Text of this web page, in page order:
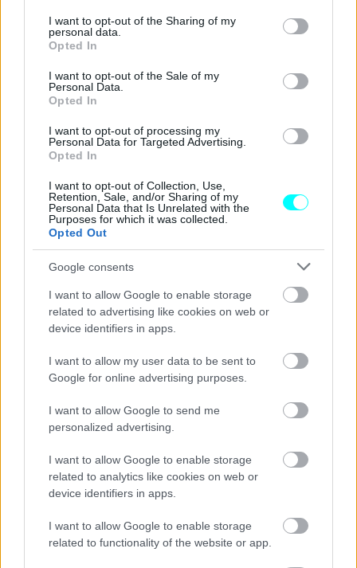
not limited to your visit or usage behaviour. You may click to
grant or deny consent to Google and its third-party tags to
use your data for below specified purposes in below Google
consent section.
I want to opt-out of the Sharing of my
personal data.
Opted In
I want to opt-out of the Sale of my
Personal Data.
Opted In
I want to opt-out of processing my
Personal Data for Targeted Advertising.
Opted In
I want to opt-out of Collection, Use,
Retention, Sale, and/or Sharing of my
Personal Data that Is Unrelated with the
Purposes for which it was collected.
Opted Out
Google consents
I want to allow Google to enable storage
related to advertising like cookies on web or
device identifiers in apps.
I want to allow my user data to be sent to
Google for online advertising purposes.
I want to allow Google to send me
personalized advertising.
I want to allow Google to enable storage
related to analytics like cookies on web or
device identifiers in apps.
I want to allow Google to enable storage
related to functionality of the website or app.
Μάλιστα, η οδήγηση χωρίς τις προβλεπόμενες άδειες
εμπίπτεικαι στο καθεστώςυποτροπών
που εισάγει ο
νέος Κώδικας Οδικής Κυκλοφορίας (Κ.Ο.Κ.)
επαναλαμβανόμενες παραβάσεις να τιμωρούνται με
κλιμακούμενες ποινές.
Έτσι, σύμφωνα με το άρθρο 110 «Υποτροπή - Σύστημα
ελέγχου συμπεριφοράς των οδηγών», σε περίπτωση που
οδηγός εντοπιστεί για δεύτερη φορά μέσα σε
διάστημα πέντε ετών να οδηγεί χωρίς να κατέχει την
, σύμφωνα
με τις περ. β) και γ) της παρ. 4 του άρθρου 98, περί αδειών
υποψήφιων οδηγών, και της παρ. 4 του άρθρου 100, περί
αδειών οδήγησης αγροτικών μηχανημάτων και
επιβάλλονται διοικητικό πρόστιμο δύο χιλιάδων